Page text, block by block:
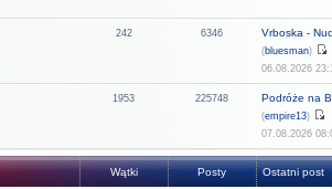
242 6346 Vrboska -
(bluesman)
06.08.2026
1953 225748 Podróże na
(empire13)
07.08.2026
Wątki Posty Ostatni post